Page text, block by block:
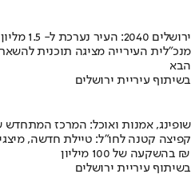
ירושלים 2040: העיר נערכת ל- 1.5 מליון תושבים
מנכ"לית העירייה מציגה תוכנית
הבא
בשיתוף עיריית ירושלים
שופינג, אמנות ואוכל: המרכז
קפיצה קטנה לחו"ל: טיילת חדשה,
בהשקעה של 100 מיליון ₪
בשיתוף עיריית ירושלים